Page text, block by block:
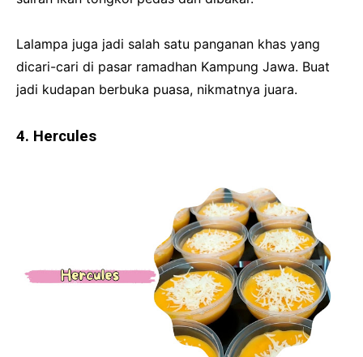
Lalampa juga jadi salah satu panganan khas yang
dicari-cari di pasar ramadhan Kampung Jawa. Buat
jadi kudapan berbuka puasa, nikmatnya juara.
4. Hercules